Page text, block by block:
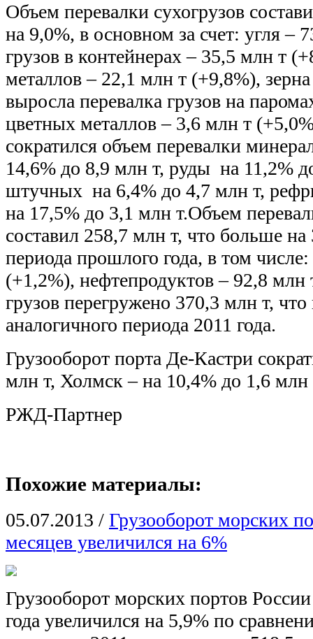
Объем перевалки сухогрузов
на 9,0%, в основном за счет: угля –
грузов в контейнерах – 35,5 млн т
металлов – 22,1 млн т (+9,8%),
выросла перевалка грузов на
цветных металлов – 3,6 млн т
сократился объем перевалки
14,6% до 8,9 млн т, руды на 11,2%
штучных на 6,4% до 4,7 млн т,
на 17,5% до 3,1 млн т.Объем
составил 258,7 млн т, что больше на
периода прошлого года, в том
(+1,2%), нефтепродуктов – 92,8
грузов перегружено 370,3 млн т,
аналогичного периода 2011 года.
Грузооборот порта Де-Кастри
млн т, Холмск – на 10,4% до 1,6 млн
РЖД-Партнер
Похожие материалы:
05.07.2013 / Грузооборот морских
месяцев увеличился на 6%
Грузооборот морских портов
года увеличился на 5,9% по